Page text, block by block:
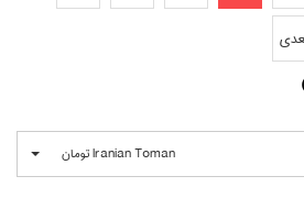
Iranian Toman تومان